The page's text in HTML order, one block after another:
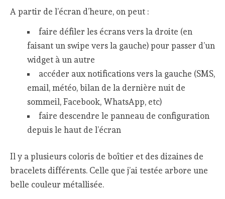
A partir de l’écran d’heure, on peut :
faire défiler les écrans vers la droite (en
faisant un swipe vers la gauche) pour passer d’un
widget à un autre
accéder aux notifications vers la gauche (SMS,
email, météo, bilan de la dernière nuit de
sommeil, Facebook, WhatsApp, etc)
faire descendre le panneau de configuration
depuis le haut de l’écran
Il y a plusieurs coloris de boîtier et des dizaines de
bracelets différents. Celle que j’ai testée arbore une
belle couleur métallisée.